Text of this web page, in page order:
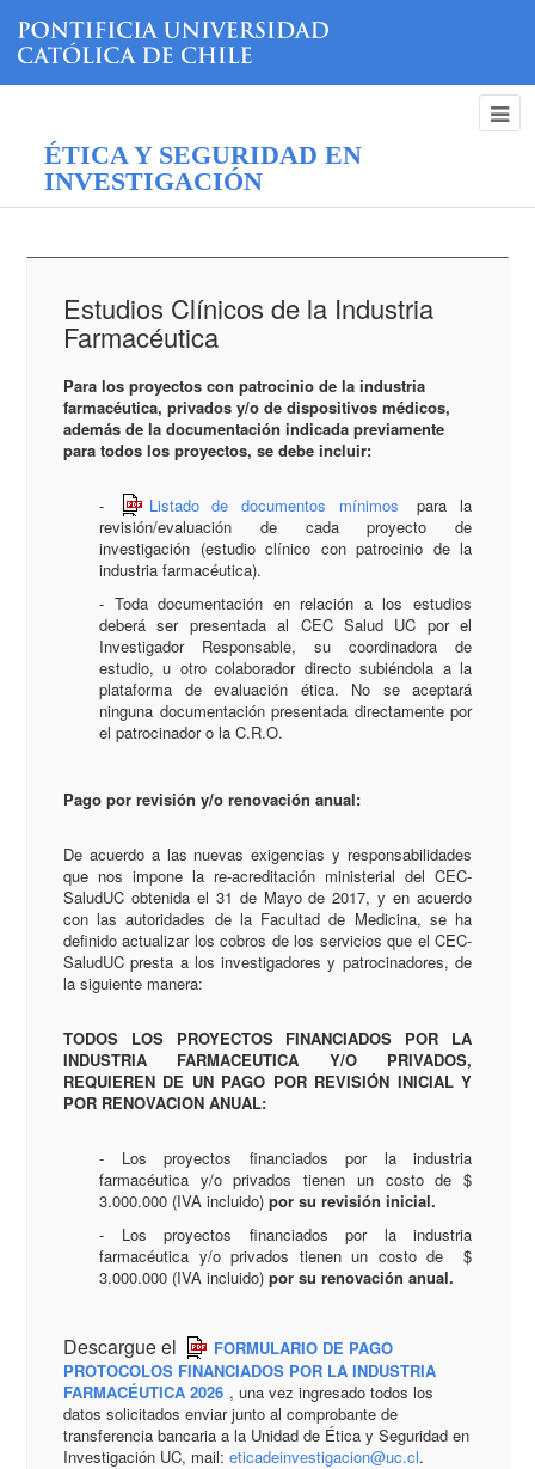
ÉTICA Y SEGURIDAD EN
INVESTIGACIÓN
Estudios Clínicos de la Industria
Farmacéutica
Para los proyectos con patrocinio de la industria
farmacéutica, privados y/o de dispositivos médicos,
además de la documentación indicada previamente
para todos los proyectos, se debe incluir:
- Listado de documentos mínimos
para la
revisión/evaluación de cada proyecto de
investigación (estudio clínico con patrocinio de la
industria farmacéutica).
- Toda documentación en relación a los estudios
deberá ser presentada al CEC Salud UC por el
Investigador Responsable, su coordinadora de
estudio, u otro colaborador directo subiéndola a la
plataforma de evaluación ética. No se aceptará
ninguna documentación presentada directamente por
el patrocinador o la C.R.O.
Pago por revisión y/o renovación anual:
De acuerdo a las nuevas exigencias y responsabilidades
que nos impone la re-acreditación ministerial del CEC-
SaludUC obtenida el 31 de Mayo de 2017, y en acuerdo
con las autoridades de la Facultad de Medicina, se ha
definido actualizar los cobros de los servicios que el CEC-
SaludUC presta a los investigadores y patrocinadores, de
la siguiente manera:
TODOS LOS PROYECTOS FINANCIADOS POR LA
INDUSTRIA FARMACEUTICA Y/O PRIVADOS,
REQUIEREN DE UN PAGO POR REVISIÓN INICIAL Y
POR RENOVACION ANUAL:
- Los proyectos financiados por la industria
farmacéutica y/o privados tienen un costo de $
3.000.000 (IVA incluido) por su revisión inicial.
- Los proyectos financiados por la industria
farmacéutica y/o privados tienen un costo de $
3.000.000 (IVA incluido) por su renovación anual.
Descargue el
FORMULARIO DE PAGO
PROTOCOLOS FINANCIADOS POR LA INDUSTRIA
FARMACÉUTICA 2026 , una vez ingresado todos los
datos solicitados enviar junto al comprobante de
transferencia bancaria a la Unidad de Ética y Seguridad en
Investigación UC, mail: eticadeinvestigacion@uc.cl.